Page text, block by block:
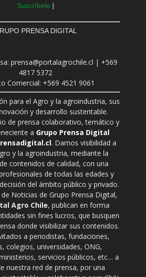
Suscríbete |
PRENSA DIGITAL
prensa@portalagrochile.cl | +569
4817 5372
Comercial: +569 4521 9061
para el Agro y la agroindustria, sus
y desarrollo sustentable.
de prensa colaborativo, temático y
a Grupo Prensa Digital
. Damos visibilidad a
y la agroindustria, mediante la
contenidos de calidad, con una
de todas las edades y
del ámbito público y privado.
Noticias de Grupo Prensa Digital,
Agro Chile, publican en forma
sin fines lucros, que busquen
donde visibilizar sus contenidos.
a periodistas, fundaciones,
colegios, universidades, ONG,
servicios públicos, etc… a
nuestra red de prensa, por una